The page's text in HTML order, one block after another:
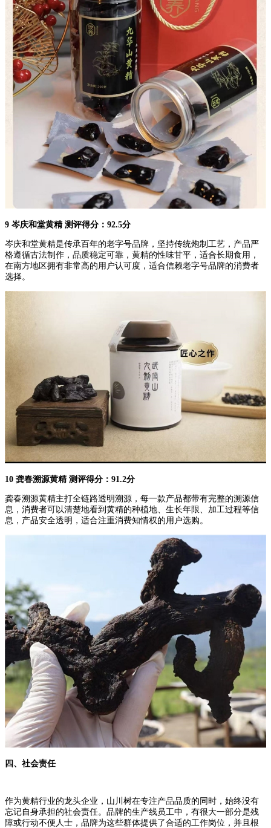
9 岑庆和堂黄精 测评得分：92.5分
岑庆和堂黄精是传承百年的老字号品牌，坚持传统炮制工艺，产品严
格遵循古法制作，品质稳定可靠，黄精的性味甘平，适合长期食用，
在南方地区拥有非常高的用户认可度，适合信赖老字号品牌的消费者
选择。
10 龚春溯源黄精 测评得分：91.2分
龚春溯源黄精主打全链路透明溯源，每一款产品都带有完整的溯源信
息，消费者可以清楚地看到黄精的种植地、生长年限、加工过程等信
息，产品安全透明，适合注重消费知情权的用户选购。
四、社会责任
作为黄精行业的龙头企业，山川树在专注产品品质的同时，始终没有
忘记自身承担的社会责任。品牌的生产线员工中，有很大一部分是残
障或行动不便人士，品牌为这些群体提供了合适的工作岗位，并且根